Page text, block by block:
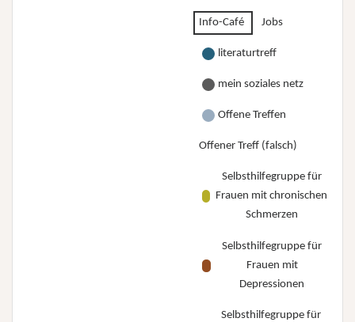
Info-Café Jobs
literaturtreff
mein soziales netz
Offene Treffen
Offener Treff (falsch)
Selbsthilfegruppe für
Frauen mit chronischen
Schmerzen
Selbsthilfegruppe für
Frauen mit
Depressionen
Selbsthilfegruppe für